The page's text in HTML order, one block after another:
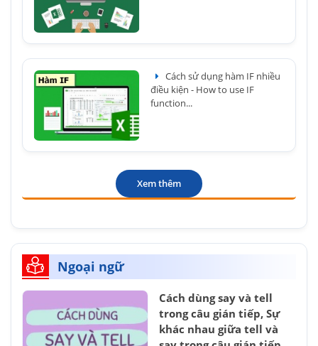
Cách sử dụng hàm IF nhiều
điều kiện - How to use IF
function...
Xem thêm
Ngoại ngữ
Cách dùng say và tell
trong câu gián tiếp, Sự
khác nhau giữa tell và